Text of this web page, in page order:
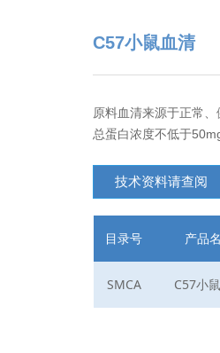
C57小鼠血清
原料血清来源于正常
总蛋白浓度不低于
技术资料请查阅
目录号 产品
SMCA C57小